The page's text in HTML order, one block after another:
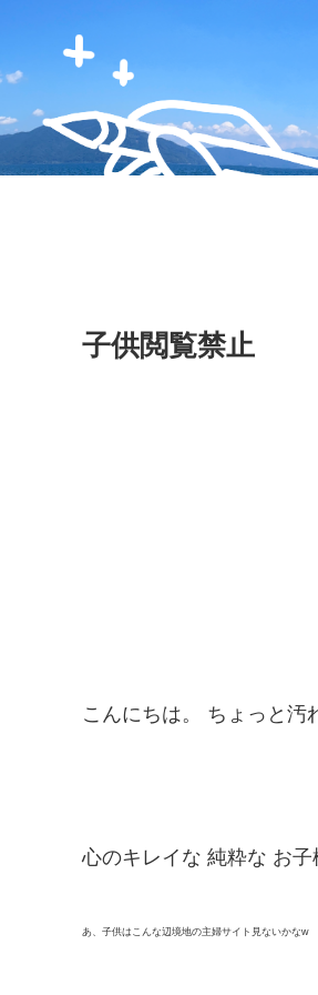
子供閲覧禁止
こんにちは。 ちょっと汚
心のキレイな 純粋な お
あ、子供はこんな辺境地の主婦サイト見ないかなw